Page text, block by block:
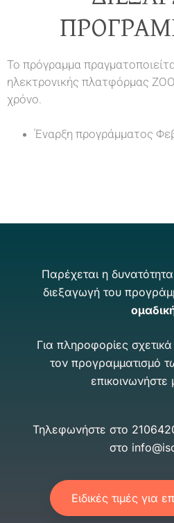
Το πρόγραμμα
ηλεκτρονικής πλατφόρμας
χρόνο.
Έναρξη προγράμματος
Παρέχεται η
διεξαγωγή του
Για πληροφορίες
τον προγραμματισμό
επικοινωνήστε
Τηλεφωνήστε στο
στο
Ειδικές τιμές για